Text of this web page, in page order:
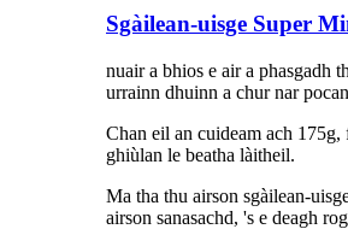
Sgàilean-uisge Super
nuair a bhios e air a phasgadh
urrainn dhuinn a chur nar
Chan eil an cuideam ach 175g,
ghiùlan le beatha làitheil.
Ma tha thu airson sgàilean-
airson sanasachd, 's e deagh